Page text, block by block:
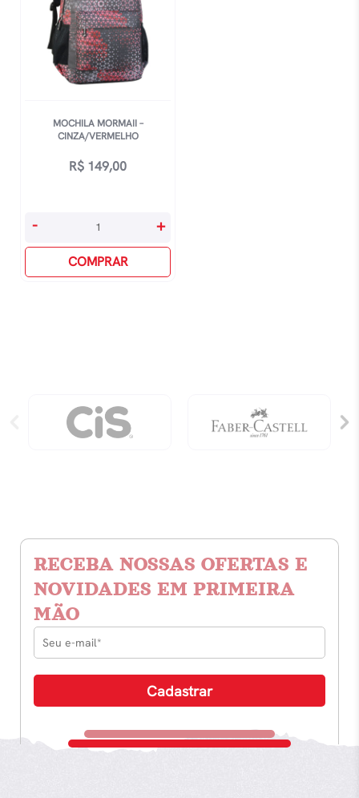
MOCHILA MORMAII –
CINZA/VERMELHO
R$ 149,00
Mochila
Cinza/Vermelho
- +
COMPRAR
RECEBA NOSSAS OFERTAS E
NOVIDADES EM PRIMEIRA
MÃO